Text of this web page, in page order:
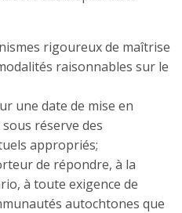
rigoureux de maîtrise
raisonnables sur le
une date de mise en
réserve des
appropriés;
de répondre, à la
à toute exigence de
autochtones que